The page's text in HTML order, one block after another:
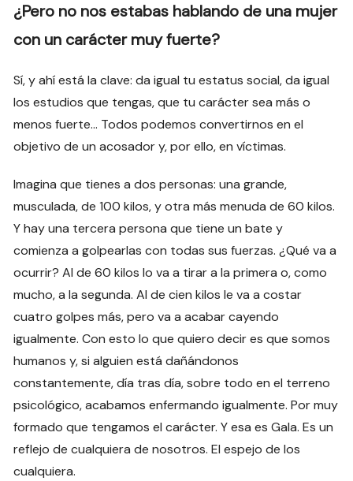
¿Pero no nos estabas hablando de una mujer
con un carácter muy fuerte?
Sí, y ahí está la clave: da igual tu estatus social, da igual
los estudios que tengas, que tu carácter sea más o
menos fuerte… Todos podemos convertirnos en el
objetivo de un acosador y, por ello, en víctimas.
Imagina que tienes a dos personas: una grande,
musculada, de 100 kilos, y otra más menuda de 60 kilos.
Y hay una tercera persona que tiene un bate y
comienza a golpearlas con todas sus fuerzas. ¿Qué va a
ocurrir? Al de 60 kilos lo va a tirar a la primera o, como
mucho, a la segunda. Al de cien kilos le va a costar
cuatro golpes más, pero va a acabar cayendo
igualmente. Con esto lo que quiero decir es que somos
humanos y, si alguien está dañándonos
constantemente, día tras día, sobre todo en el terreno
psicológico, acabamos enfermando igualmente. Por muy
formado que tengamos el carácter. Y esa es Gala. Es un
reflejo de cualquiera de nosotros. El espejo de los
cualquiera.